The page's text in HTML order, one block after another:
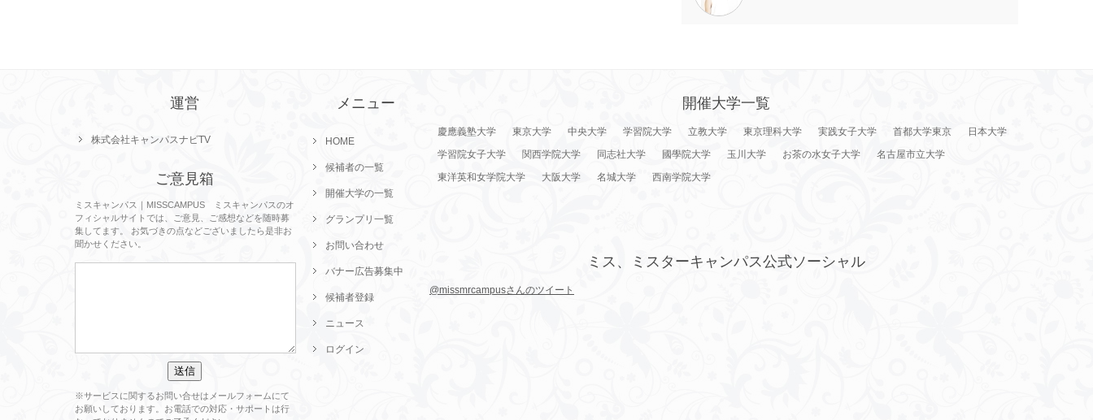
運営
株式会社キャンパスナビTV
ご意見箱
ミスキャンパス｜MISSCAMPUS ミスキャンパスのオ
フィシャルサイトでは、ご意見、ご感想などを随時募
集してます。 お気づきの点などございましたら是非お
聞かせください。
※サービスに関するお問い合せはメールフォームにて
お願いしております。お電話での対応・サポートは行
メニュー
HOME
候補者の一覧
開催大学の一覧
グランプリ一覧
お問い合わせ
バナー広告募集中
候補者登録
ニュース
ログイン
開催大学一覧
慶應義塾大学 東京大学 中央大学 学習院大学 立教大学 東京理科大学 実践女子大学 首都大学東京
日本大学
学習院女子大学
関西学院大学 同志社大学 國學院大学 玉川大学 お茶の水女子大学
名古屋市立大学
東洋英和女学院大学
大阪大学 名城大学 西南学院大学
ミス、ミスターキャンパス公式ソーシャル
@missmrcampusさんのツイート